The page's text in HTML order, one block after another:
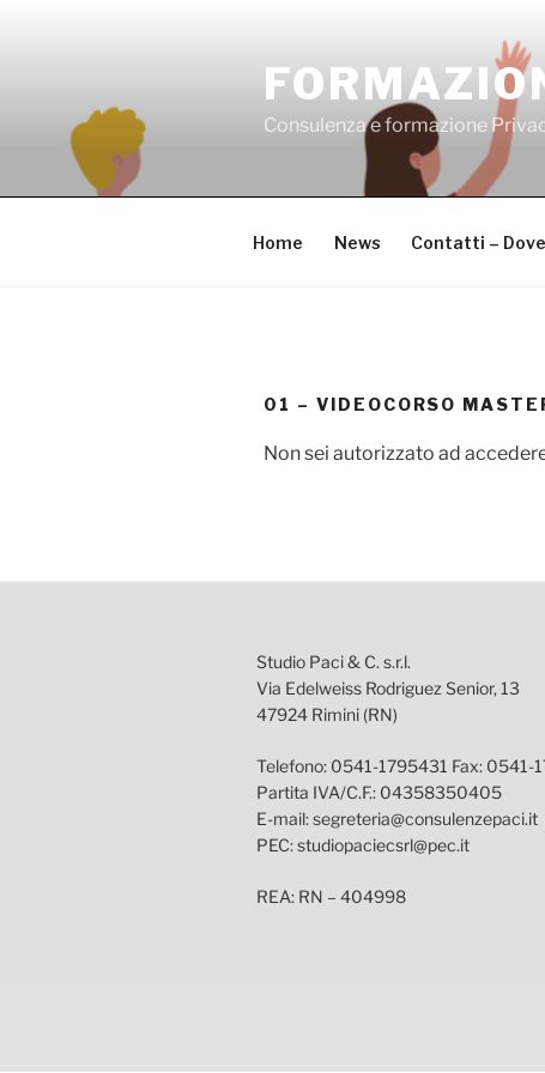
Consulenza e formazione
Home News Contatti –
01 – VIDEOCORSO
Non sei autorizzato ad
Studio Paci & C. s.r.l.
Via Edelweiss Rodriguez Senior, 13
47924 Rimini (RN)
Telefono: 0541-1795431 Fax: 0541-
Partita IVA/C.F.: 04358350405
E-mail: segreteria@consulenzepaci.it
PEC: studiopaciecsrl@pec.it
REA: RN – 404998